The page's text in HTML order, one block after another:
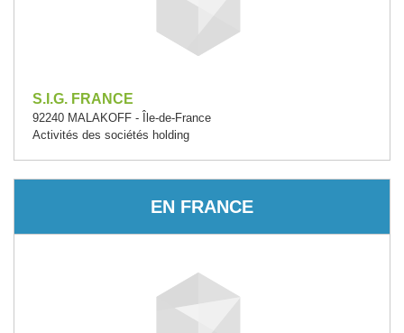
S.I.G. FRANCE
92240 MALAKOFF - Île-de-France
Activités des sociétés holding
EN FRANCE